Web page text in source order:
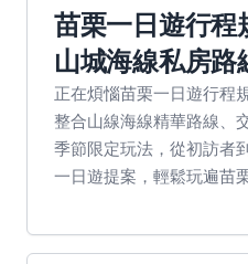
苗栗一日遊行程
山城海線私房路
正在煩惱苗栗一日遊行程
整合山線海線精華路線、
季節限定玩法，從初訪者
一日遊提案，輕鬆玩遍苗